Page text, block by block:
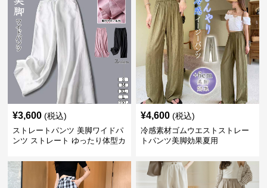
¥3,600 (税込)
ストレートパンツ 美脚ワイドパ
ンツ ストレート ゆったり体型カ
¥4,600 (税込)
冷感素材ゴムウエストストレー
トパンツ美脚効果夏用